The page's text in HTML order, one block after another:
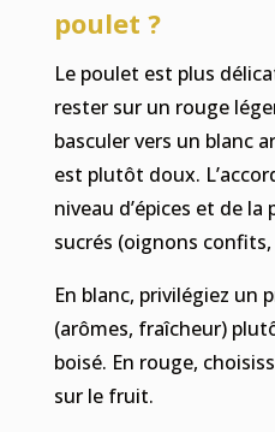
poulet ?
Le poulet est plus
rester sur un rouge
basculer vers un blanc
est plutôt doux.
niveau d’épices et de la
sucrés (oignons confits,
En blanc, privilégiez un
(arômes, fraîcheur)
boisé. En rouge,
sur le fruit.